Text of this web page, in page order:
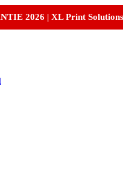
2026 | XL Print Solutions